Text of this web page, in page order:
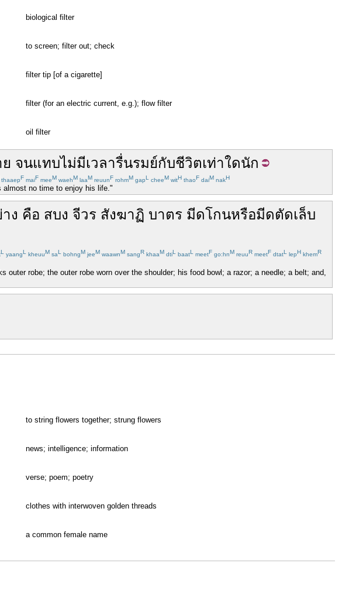
biological filter
to screen; filter out; check
filter tip [of a cigarette]
filter (for an electric current, e.g.); flow filter
oil filter
จนแทบไม่มีเวลารื่นรมย์กับชีวิตเท่าใดนัก
thaaepF maiF meeM waehM laaM reuunF rohmM gapL cheeM witH thaoF daiM nakH
almost no time to enjoy his life."
ง คือ สบง จีวร สังฆาฏิ บาตร มีดโกนหรือมีดตัดเล็บ
L yaangL kheuuM saL bohngM jeeM waawnM sangR khaaM dtiL baatL meetF go:hnM reuuR meetF dtatL lepH khemR
robe; the outer robe worn over the shoulder; his food bowl; a razor; a needle; a belt; and,
to string flowers together; strung flowers
news; intelligence; information
verse; poem; poetry
clothes with interwoven golden threads
a common female name